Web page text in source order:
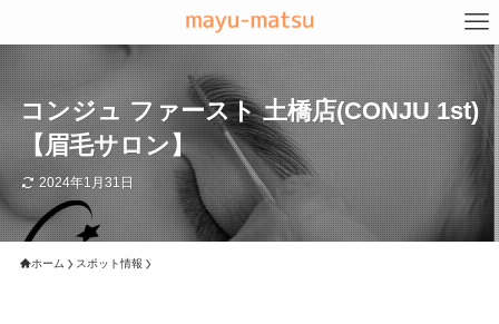
コンジュ ファースト 土橋店(CONJU 1st)
【眉毛サロン】
2024年1月31日
ホーム スポット情報